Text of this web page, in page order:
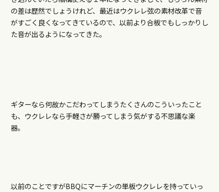
の差は歴然でしょうけれど、最近はウクレレ弦の素材改革で音
がすごく良くなってきているので、以前より合板でもしっかりし
た音が出るようになってきた。
ギターなら何故かこだわってしまうたくさんのこういったこと
も、ウクレレなら手軽さが勝ってしまう気がする不思議な楽
器。
以前のことですがBBQにマーチンの単板ウクレレを持っていっ